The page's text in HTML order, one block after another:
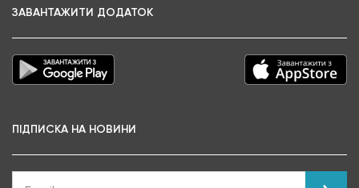
ЗАВАНТАЖИТИ ДОДАТОК
ПІДПИСКА НА НОВИНИ